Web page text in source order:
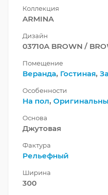
Коллекция
ARMINA
Дизайн
03710A BROWN /
Помещение
Веранда, Гостиная,
Особенности
На пол,
Основа
Джутовая
Фактура
Рельефный
Ширина
300